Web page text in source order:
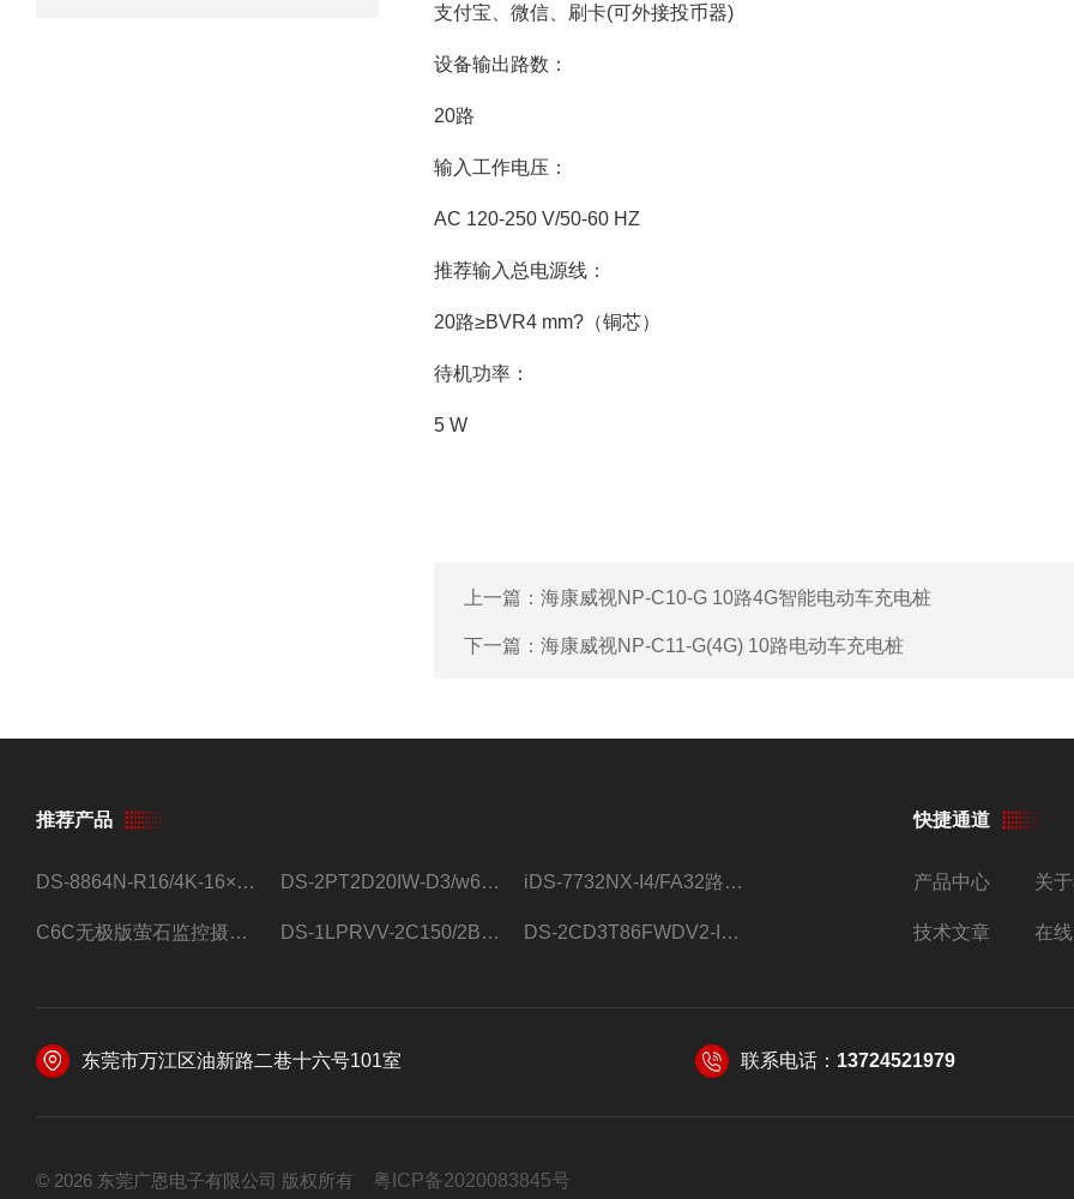
支付宝、微信、刷卡(可外接投币器)
设备输出路数：
20路
输入工作电压：
AC 120-250 V/50-60 HZ
推荐输入总电源线：
20路≥BVR4 mm?（铜芯）
待机功率：
5 W
上一篇： 海康威视NP-C10-G 10路4G智能电动车充电桩
下一篇： 海康威视NP-C11-G(4G) 10路电动车充电桩
推荐产品
DS-8864N-R16/4K-16×4T/希捷16盘位录像机 DS-2PT2D20IW-D3/w64路高清硬盘录像机 iDS-7732NX-I4/FA32路监控硬盘录像机
C6C无极版萤石监控摄像头 DS-1LPRVV-2C150/2B监控室外夜视高清电源线护套线200米/卷 DS-2CD3T86FWDV2-I8S4g监控摄像头
快捷通道
产品中心 关
技术文章 在
东莞市万江区油新路二巷十六号101室 联系电话： 13724521979
© 2026 东莞广恩电子有限公司 版权所有 粤ICP备2020083845号